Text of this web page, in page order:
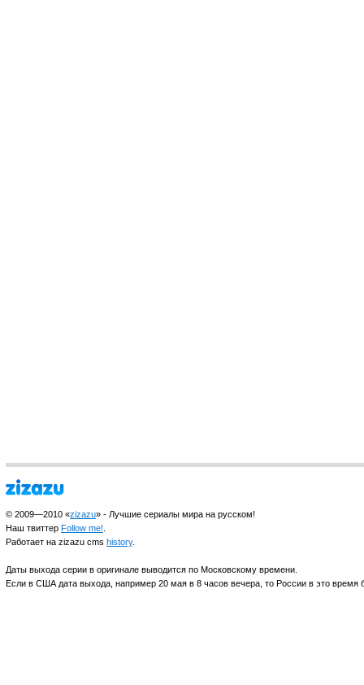
© 2009—2010 «zizazu» - Лучшие сериалы мира на русском!
Наш твиттер Follow me!
Работает на zizazu cms history.
Даты выхода серии в оригинале выводится по Московскому времени.
Если в США дата выхода, например 20 мая в 8 часов вечера, то России в это время